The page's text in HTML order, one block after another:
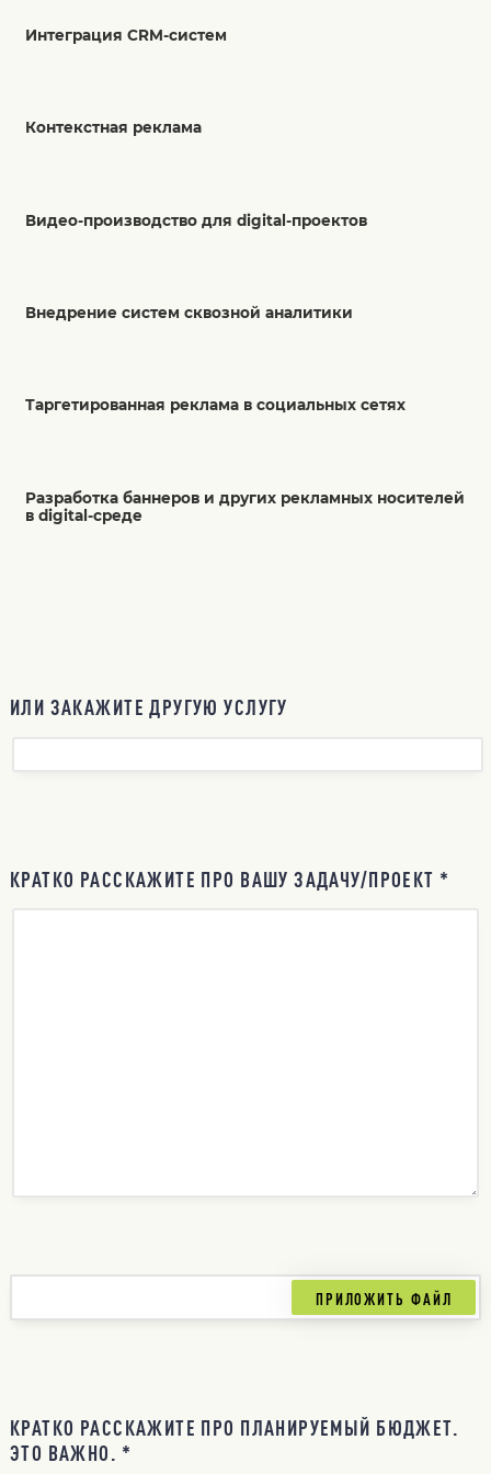
Интеграция CRM-систем
Контекстная реклама
Видео-производство для digital-проектов
Внедрение систем сквозной аналитики
Таргетированная реклама в социальных сетях
Разработка баннеров и других рекламных носителей
в digital-среде
ИЛИ ЗАКАЖИТЕ ДРУГУЮ УСЛУГУ
КРАТКО РАССКАЖИТЕ ПРО ВАШУ ЗАДАЧУ/ПРОЕКТ *
КРАТКО РАССКАЖИТЕ ПРО ПЛАНИРУЕМЫЙ БЮДЖЕТ.
ЭТО ВАЖНО. *